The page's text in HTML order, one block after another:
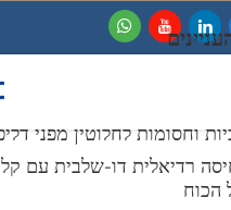
וטיפוח אישי
וחסומות לחלוטין מפני
רדיאלית דו-שלבית עם
הכוח